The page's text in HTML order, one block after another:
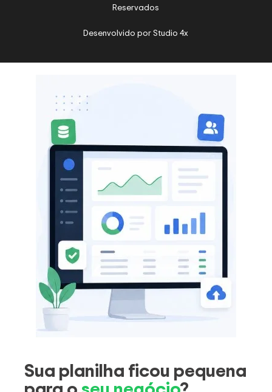
Reservados
Desenvolvido porStudio 4x
Sua planilha ficou pequena